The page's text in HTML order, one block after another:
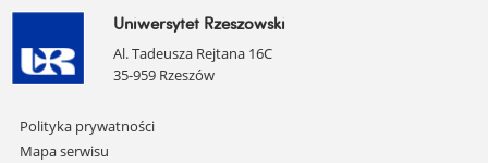
Uniwersytet Rzeszowski
Al. Tadeusza Rejtana 16C
35-959 Rzeszów
Pomiń
nawigację
Polityka prywatności
Mapa serwisu